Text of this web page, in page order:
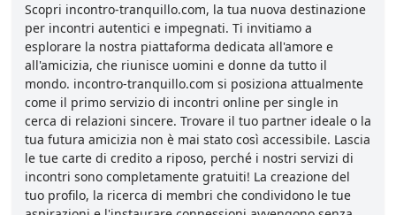
Scopri incontro-tranquillo.com, la tua nuova destinazione
per incontri autentici e impegnati. Ti invitiamo a
esplorare la nostra piattaforma dedicata all'amore e
all'amicizia, che riunisce uomini e donne da tutto il
mondo. incontro-tranquillo.com si posiziona attualmente
come il primo servizio di incontri online per single in
cerca di relazioni sincere. Trovare il tuo partner ideale o la
tua futura amicizia non è mai stato così accessibile. Lascia
le tue carte di credito a riposo, perché i nostri servizi di
incontri sono completamente gratuiti! La creazione del
tuo profilo, la ricerca di membri che condividono le tue